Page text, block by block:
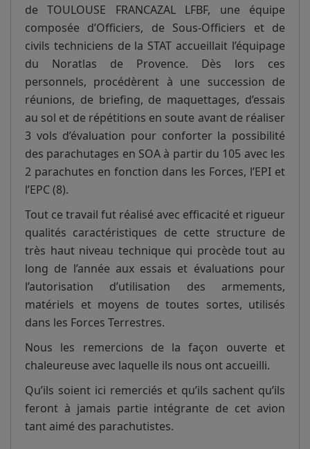
de TOULOUSE FRANCAZAL LFBF, une équipe
composée d’Officiers, de Sous-Officiers et de
civils techniciens de la STAT accueillait l’équipage
du Noratlas de Provence. Dès lors ces
personnels, procédèrent à une succession de
réunions, de briefing, de maquettages, d’essais
au sol et de répétitions en soute avant de réaliser
3 vols d’évaluation pour conforter la possibilité
des parachutages en SOA à partir du 105 avec les
2 parachutes en fonction dans les Forces, l’EPI et
l’EPC (8).
Tout ce travail fut réalisé avec efficacité et rigueur
qualités caractéristiques de cette structure de
très haut niveau technique qui procède tout au
long de l’année aux essais et évaluations pour
l’autorisation d’utilisation des armements,
matériels et moyens de toutes sortes, utilisés
dans les Forces Terrestres.
Nous les remercions de la façon ouverte et
chaleureuse avec laquelle ils nous ont accueilli.
Qu’ils soient ici remerciés et qu’ils sachent qu’ils
feront à jamais partie intégrante de cet avion
tant aimé des parachutistes.